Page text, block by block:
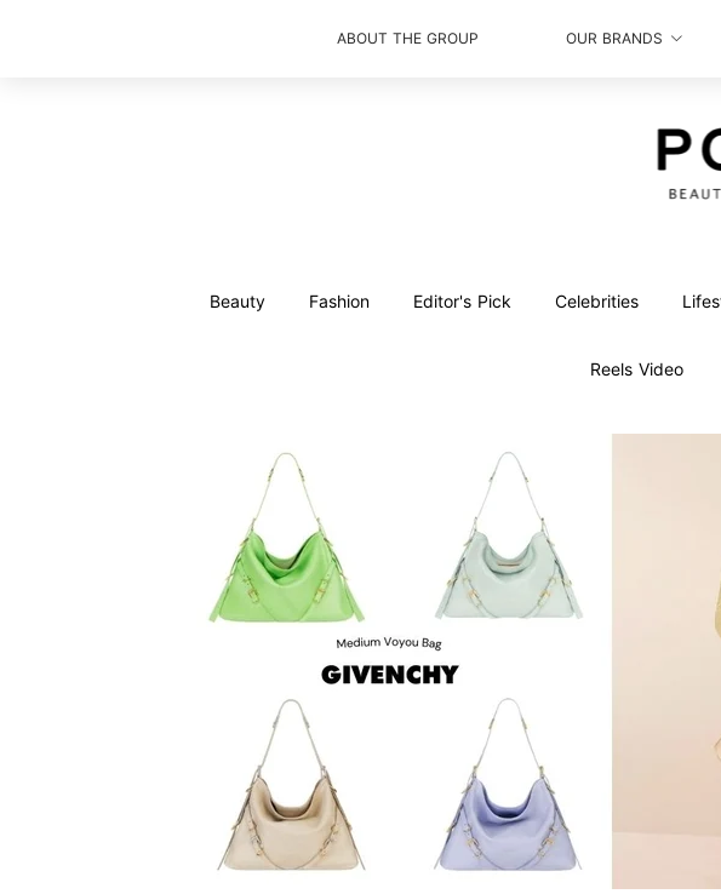
ABOUT THE GROUP OUR BRANDS
Beauty Fashion Editor's Pick Celebrities
Reels Video